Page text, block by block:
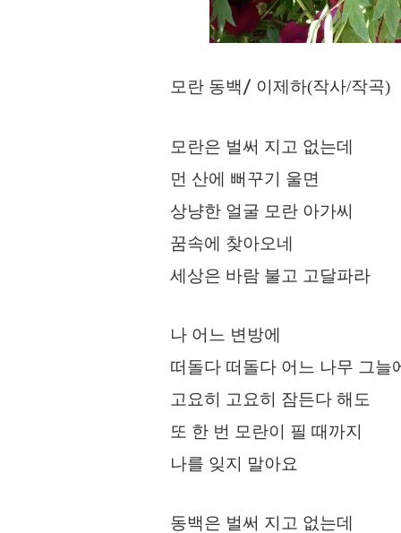
모란 동백/ 이제하(작사/작곡)
모란은 벌써 지고 없는데
먼 산에 뻐꾸기 울면
상냥한 얼굴 모란 아가씨
꿈속에 찾아오네
세상은 바람 불고 고달파라
나 어느 변방에
떠돌다 떠돌다 어느 나무 그늘
고요히 고요히 잠든다 해도
또 한 번 모란이 필 때까지
나를 잊지 말아요
동백은 벌써 지고 없는데